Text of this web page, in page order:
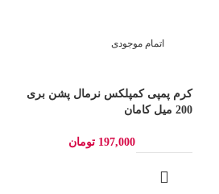
اتمام موجودی
کرم پمپی کمپلکس نرمال پشن بری
200 میل کامان
197,000 تومان